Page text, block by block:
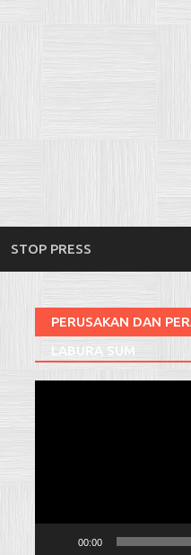
STOP PRESS
PERUSAKAN DAN
LABURA SUM
00:00